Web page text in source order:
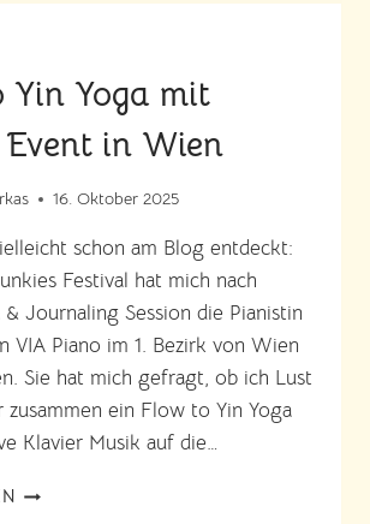
Yin Yoga mit
in Wien
16. Oktober 2025
schon am Blog entdeckt:
Festival hat mich nach
& Journaling Session die Pianistin
VIA Piano im 1. Bezirk von Wien
Sie hat mich gefragt, ob ich Lust
ein Flow to Yin Yoga
Klavier Musik auf die…
FLOW